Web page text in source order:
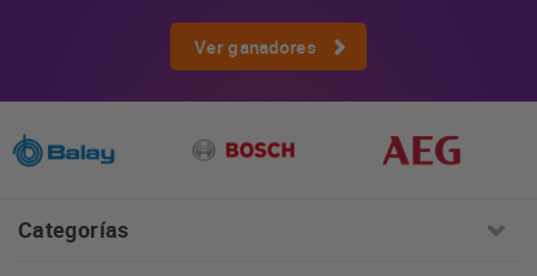
Ver ganadores
Categorías